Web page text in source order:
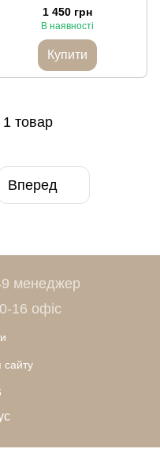
«Ведмедик Тедді» Класика
1 450 грн
В наявності
Купити
товар
Вперед
менеджер
16 офіс
сайту